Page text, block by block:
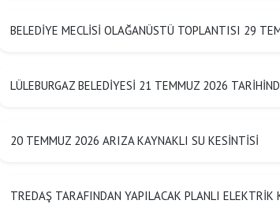
BELEDİYE MECLİSİ OLAĞANÜSTÜ TOPLANTISI 29
LÜLEBURGAZ BELEDİYESİ 21 TEMMUZ 2026
20 TEMMUZ 2026 ARIZA KAYNAKLI SU KESİNTİSİ
TREDAŞ TARAFINDAN YAPILACAK PLANLI